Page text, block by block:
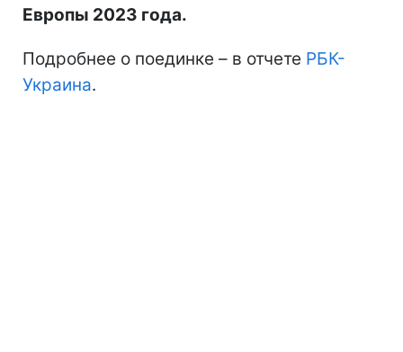
Европы 2023 года.
Подробнее о поединке – в отчете РБК-
Украина.